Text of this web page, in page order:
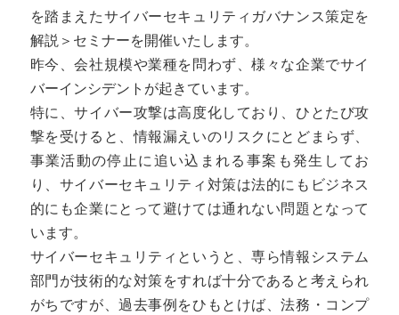
を踏まえたサイバーセキュリティガバナンス策定を
解説＞セミナーを開催いたします。
昨今、会社規模や業種を問わず、様々な企業でサイ
バーインシデントが起きています。
特に、サイバー攻撃は高度化しており、ひとたび攻
撃を受けると、情報漏えいのリスクにとどまらず、
事業活動の停止に追い込まれる事案も発生してお
り、サイバーセキュリティ対策は法的にもビジネス
的にも企業にとって避けては通れない問題となって
います。
サイバーセキュリティというと、専ら情報システム
部門が技術的な対策をすれば十分であると考えられ
がちですが、過去事例をひもとけば、法務・コンプ